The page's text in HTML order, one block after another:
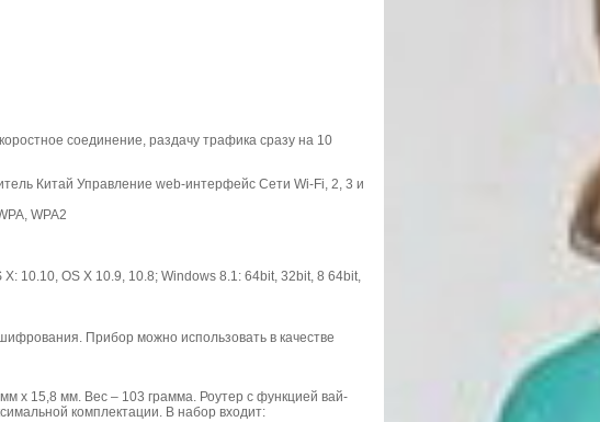
соединение, раздачу трафика сразу на 10
Китай Управление web-интерфейс Сети Wi-Fi, 2, 3 и
WPA2
10.10, OS X 10.9, 10.8; Windows 8.1: 64bit, 32bit, 8 64bit,
Прибор можно использовать в качестве
х 15,8 мм. Вес – 103 грамма. Роутер с функцией вай-
комплектации. В набор входит: